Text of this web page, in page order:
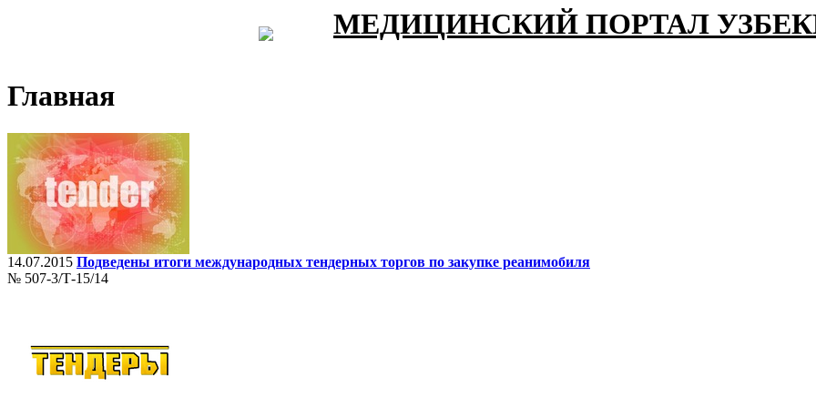
МЕДИЦИНСКИЙ ПОРТАЛ
Главная
14.07.2015 Подведены итоги международных тендерных торгов по закупке реанимобиля
№ 507-3/Т-15/14